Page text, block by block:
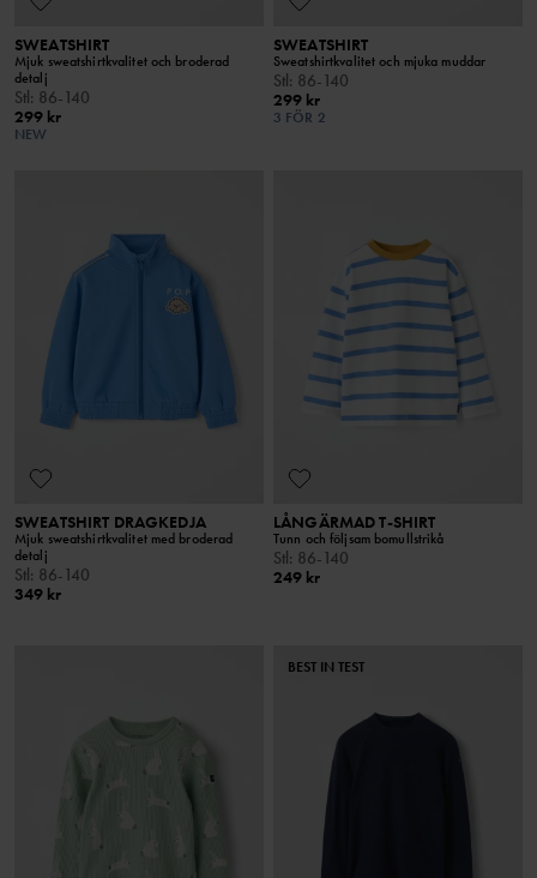
SWEATSHIRT
Mjuk sweatshirtkvalitet och broderad
detalj
Stl : 86-140
299 kr
NEW
SWEATSHIRT
Sweatshirtkvalitet och mjuka muddar
Stl : 86-140
299 kr
3 FÖR 2
SWEATSHIRT DRAGKEDJA
Mjuk sweatshirtkvalitet med broderad
detalj
Stl: 86-140
349 kr
LÅNGÄRMAD T-SHIRT
Tunn och följsam bomullstrikå
Stl: 86-140
249 kr
BEST IN TEST